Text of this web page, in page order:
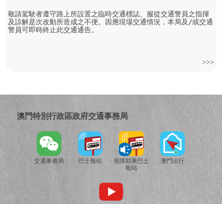
敬請駕駛者遵守路上所設置之臨時交通標誌、服從交通警員之指揮
及諒解是次改動所造成之不便。因應現場交通情況，本局及/或交通
警員可即時終止此交通通告。
>>>
澳門特別行政區政府交通事務局
交通事務局 巴士報站
視障助乘巴士
報站
澳門出行